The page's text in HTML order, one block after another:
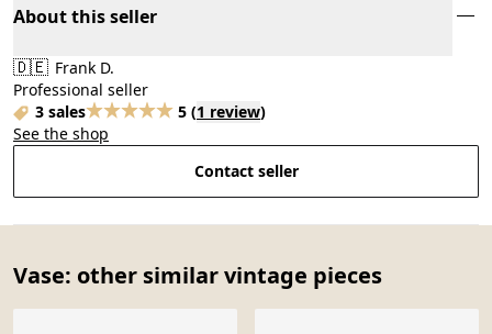
About this seller
🇩🇪 Frank D.
Professional seller
3 sales
5 (1 review)
See the shop
Contact seller
Vase: other similar vintage pieces